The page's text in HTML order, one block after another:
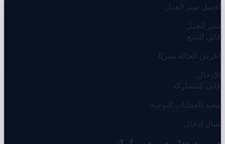
افصل سير العمل
سير العمل
قابل للتتبع
اعرض الحالة بصريًا
الإدخال
قابل للمشاركة
مفيد للعمليات اليومية
مثال إدخال